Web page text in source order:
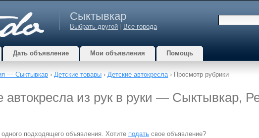
Сыктывкар
Выбрать другой Все города
Дать объявление Мои объявления Помощь
— Сыктывкар › Детские товары › Детские автокресла› Просмотр рубрики
автокресла из рук в руки — Сыктывкар,
подходящего объявления. Хотите подать свое объявление?